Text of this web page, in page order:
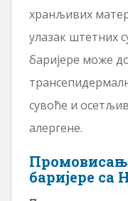
хранљивих
улазак штетних
баријере може
сувоће и
алергене.
баријере